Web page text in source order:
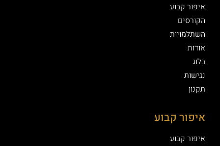
איפור קבוע
הקורסים
השתלמויות
אודות
בלוג
נגישות
תקנון
איפור קבוע
איפור קבוע